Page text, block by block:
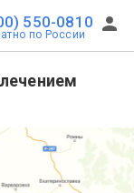
550-0810
по России